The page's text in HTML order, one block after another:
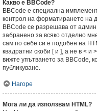
Какво е BBCode?
BBCode е специална
контрол на форматирането на
BBCode се разрешава от
забранено за всяко отделно
сам по себе си е подобен на
квадратни скоби [ и ], а не в <
вижте упътването за BBCode,
публикуване.
Нагоре
Мога ли да използвам HTML?